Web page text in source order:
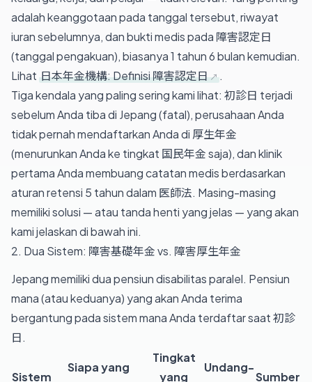
adalah keanggotaan pada tanggal tersebut, riwayat
iuran sebelumnya, dan bukti medis pada 障害認定日
(tanggal pengakuan), biasanya 1 tahun 6 bulan kemudian.
Lihat 日本年金機構: Definisi 障害認定日
.
Tiga kendala yang paling sering kami lihat: 初診日 terjadi
sebelum Anda tiba di Jepang (fatal), perusahaan Anda
tidak pernah mendaftarkan Anda di 厚生年金
(menurunkan Anda ke tingkat 国民年金 saja), dan klinik
pertama Anda membuang catatan medis berdasarkan
aturan retensi 5 tahun dalam 医師法. Masing-masing
memiliki solusi — atau tanda henti yang jelas — yang akan
kami jelaskan di bawah ini.
2. Dua Sistem: 障害基礎年金 vs. 障害厚生年金
Jepang memiliki dua pensiun disabilitas paralel. Pensiun
mana (atau keduanya) yang akan Anda terima
bergantung pada sistem mana Anda terdaftar saat 初診
日.
Sistem
Siapa yang
Tingkat
yang
Undang-
Sumber